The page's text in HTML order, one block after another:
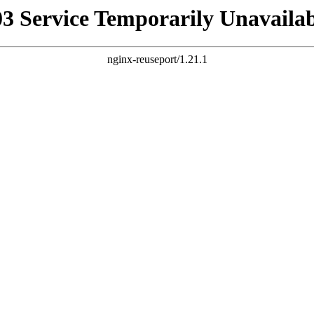
Service Temporarily
nginx-reuseport/1.21.1